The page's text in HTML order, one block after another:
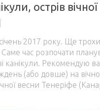
острів
січень 2017 року. Ще трохи
Саме час розпочати
канікули. Рекомендую
(або довше) на
весни Тенеріфе